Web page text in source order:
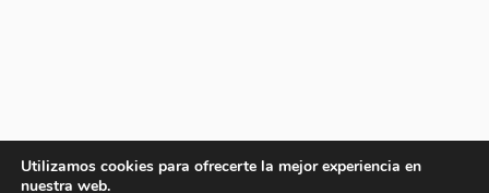
Utilizamos cookies para ofrecerte la mejor experiencia en
nuestra web.